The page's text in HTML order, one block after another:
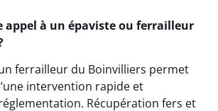
appel à un épaviste ou ferrailleur
ferrailleur du Boinvilliers permet
intervention rapide et
Récupération fers et